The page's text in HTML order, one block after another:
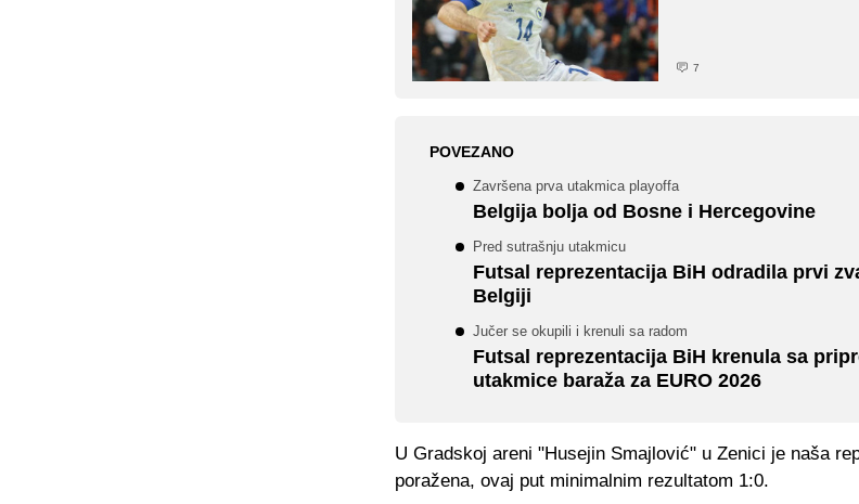
7
POVEZANO
Završena prva utakmica playoffa
Belgija bolja od Bosne i Hercegovine
Pred sutrašnju utakmicu
Futsal reprezentacija BiH odradila prvi
Belgiji
Jučer se okupili i krenuli sa radom
Futsal reprezentacija BiH krenula sa
utakmice baraža za EURO 2026
U Gradskoj areni "Husejin Smajlović" u Zenici je naša
poražena, ovaj put minimalnim rezultatom 1:0.